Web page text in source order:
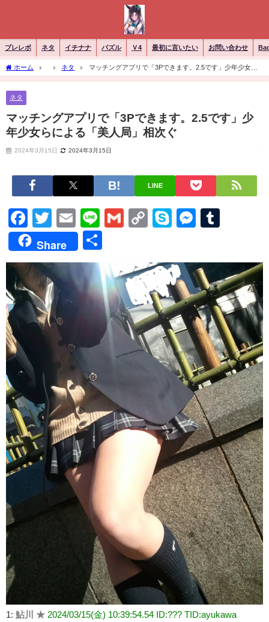
ブレレボ ネタ イチナナ パズル Ｖ4 最初に言いたい お問い合わせ
ホーム ネタ
マッチングアプリで「3Pできます。2.5です」少年少女ら
による「美人局」相次ぐ
ネタ
マッチングアプリで「3Pできます。2.5です」少
年少女らによる「美人局」相次ぐ
2024年3月15日 2024年3月15日
LINE
Facebook
Twitter
EmailLineGmailCopySkype
Share
有
1: 鮎川 ★ 2024/03/15(金) 10:39:54.54 ID:??? TID:ayukawa